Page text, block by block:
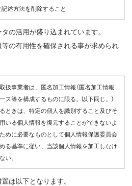
述方法を削除すること
の活用が盛り込まれています。
の有用性を確保される事が求められ
扱事業者は、匿名加工情報（匿名加工情報
ス等を構成するものに限る。以下同じ。）
ときは、特定の個人を識別すること及びそ
いる個人情報を復元することができないよ
めに必要なものとして個人情報保護委員会
る基準に従い、当該個人情報を加工しなけ
い。
は以下となります。